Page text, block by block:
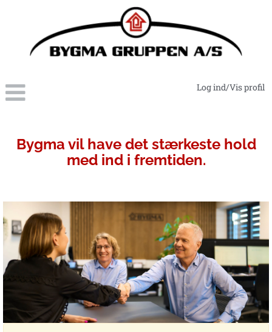
Log ind/Vis profil
Bygma vil have det stærkeste hold
med ind i fremtiden.